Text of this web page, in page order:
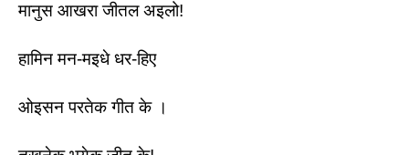
मानुस आखरा जीतल अइलो!
हामिन मन-मइधे धर-हिए
ओइसन परतेक गीत के ।